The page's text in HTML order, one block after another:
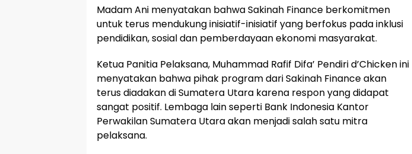
Madam Ani menyatakan bahwa Sakinah Finance berkomitmen
untuk terus mendukung inisiatif-inisiatif yang berfokus pada inklusi
pendidikan, sosial dan pemberdayaan ekonomi masyarakat.
Ketua Panitia Pelaksana, Muhammad Rafif Difa’ Pendiri d’Chicken ini
menyatakan bahwa pihak program dari Sakinah Finance akan
terus diadakan di Sumatera Utara karena respon yang didapat
sangat positif. Lembaga lain seperti Bank Indonesia Kantor
Perwakilan Sumatera Utara akan menjadi salah satu mitra
pelaksana.